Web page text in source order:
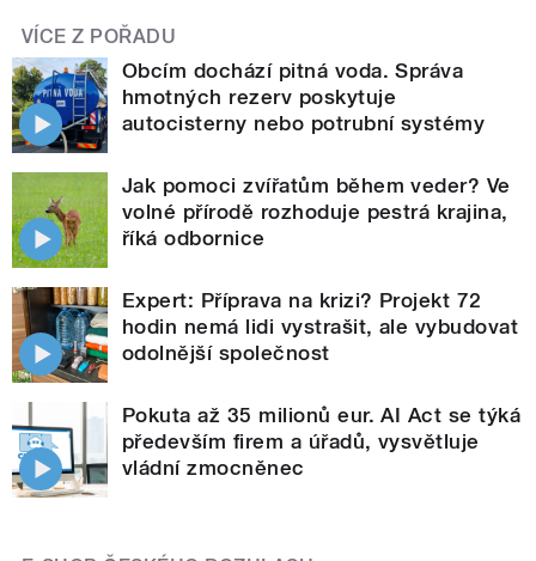
VÍCE Z POŘADU
Obcím dochází pitná voda. Správa
hmotných rezerv poskytuje
autocisterny nebo potrubní systémy
Jak pomoci zvířatům během veder? Ve
volné přírodě rozhoduje pestrá krajina,
říká odbornice
Expert: Příprava na krizi? Projekt 72
hodin nemá lidi vystrašit, ale vybudovat
odolnější společnost
Pokuta až 35 milionů eur. AI Act se týká
především firem a úřadů, vysvětluje
vládní zmocněnec